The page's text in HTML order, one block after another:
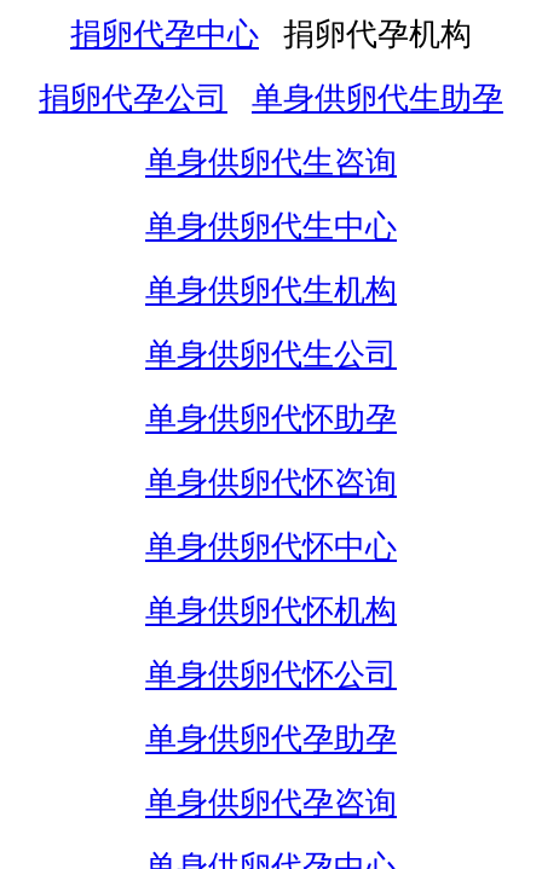
捐卵代孕中心
捐卵代孕机构
捐卵代孕公司
单身供卵代生助孕
单身供卵代生咨询
单身供卵代生中心
单身供卵代生机构
单身供卵代生公司
单身供卵代怀助孕
单身供卵代怀咨询
单身供卵代怀中心
单身供卵代怀机构
单身供卵代怀公司
单身供卵代孕助孕
单身供卵代孕咨询